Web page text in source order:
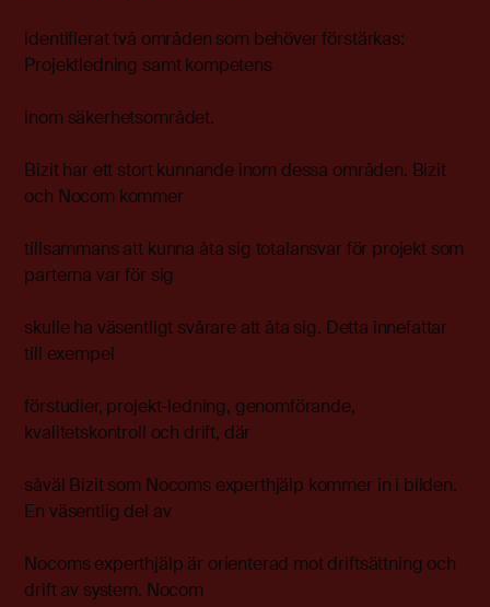
identifierat två områden som behöver förstärkas:
Projektledning samt kompetens
inom säkerhetsområdet.
Bizit har ett stort kunnande inom dessa områden. Bizit
och Nocom kommer
tillsammans att kunna åta sig totalansvar för projekt som
parterna var för sig
skulle ha väsentligt svårare att åta sig. Detta innefattar
till exempel
förstudier, projekt-ledning, genomförande,
kvalitetskontroll och drift, där
såväl Bizit som Nocoms experthjälp kommer in i bilden.
En väsentlig del av
Nocoms experthjälp är orienterad mot driftsättning och
drift av system. Nocom